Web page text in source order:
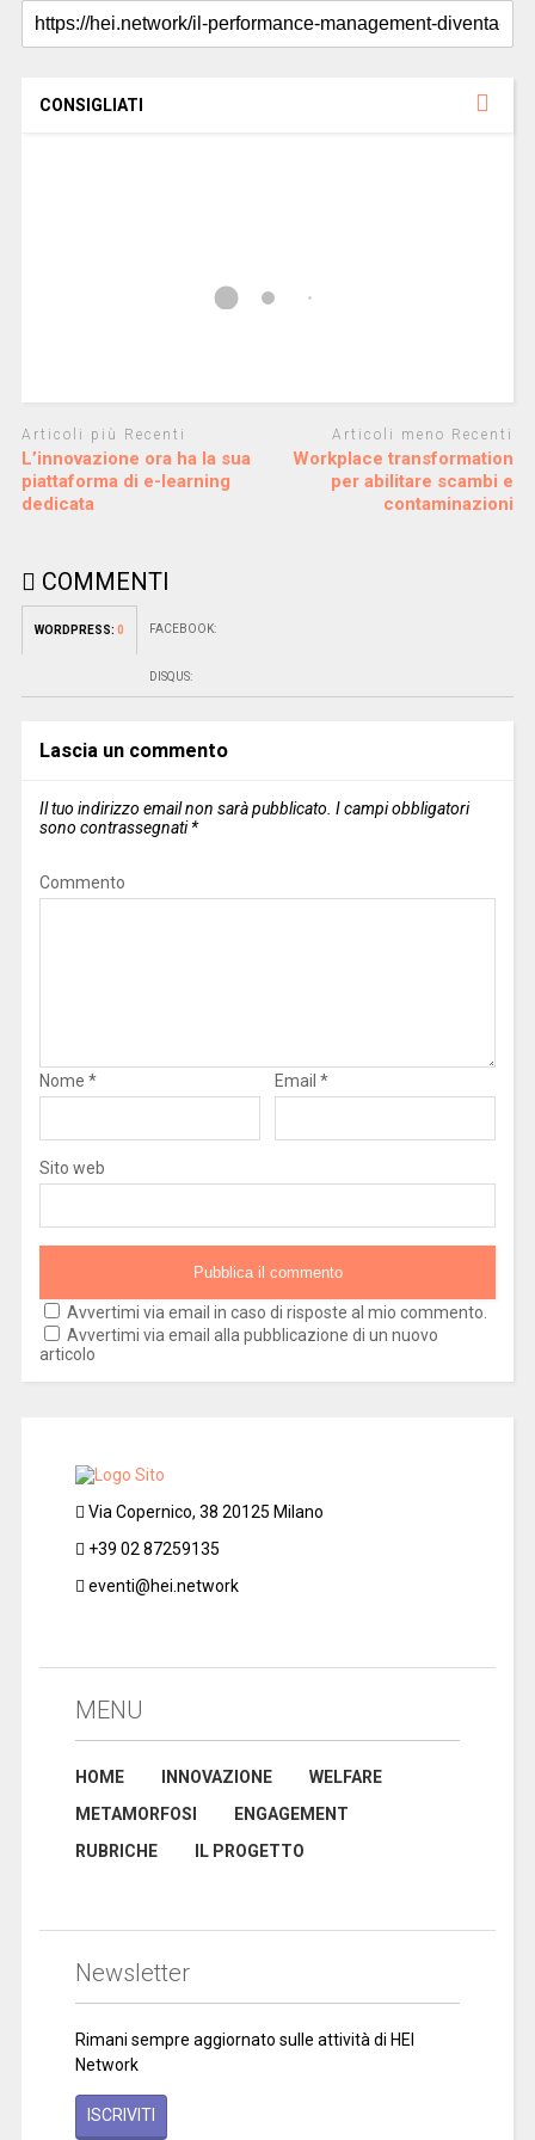
i
n
e
a
)
n
e
s
)
s
t
r
n
e
s
CONSIGLIATI
Articoli più Recenti
L’innovazione ora ha la sua
piattaforma di e-learning
dedicata
Articoli meno Recenti
Workplace transformation
per abilitare scambi e
contaminazioni
COMMENTI
WORDPRESS: 0 FACEBOOK:
DISQUS:
Lascia un commento
Il tuo indirizzo email non sarà pubblicato. I campi obbligatori
sono contrassegnati*
Commento
Nome * Email *
Sito web
Avvertimi via email in caso di risposte al mio commento.
Avvertimi via email alla pubblicazione di un nuovo
articolo
Via Copernico, 38 20125 Milano
+39 02 87259135
eventi@hei.network
MENU
HOME INNOVAZIONE
WELFARE
METAMORFOSI
ENGAGEMENT
RUBRICHE
IL PROGETTO
Newsletter
Rimani sempre aggiornato sulle attività di HEI
Network
ISCRIVITI